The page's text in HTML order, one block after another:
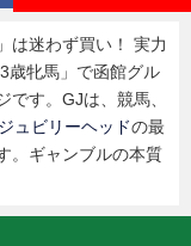
は迷わず買い！ 実力
歳牝馬」で函館グル
です。GJは、競馬、
ジュビリーヘッドの最
。ギャンブルの本質